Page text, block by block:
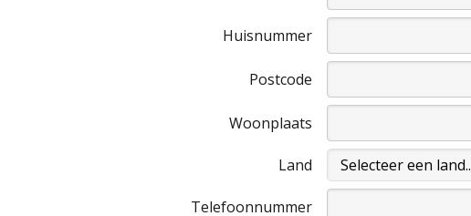
Huisnummer
Postcode
Woonplaats
Land
Telefoonnummer